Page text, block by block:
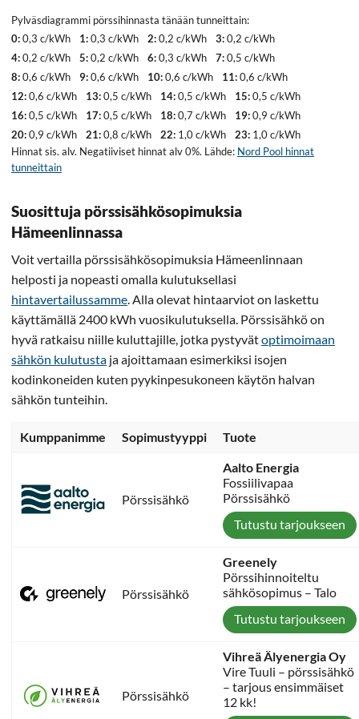
Pylväsdiagrammi pörssihinnasta tänään tunneittain:
0:0,3 c/kWh 1:0,3 c/kWh 2:0,2 c/kWh 3:0,2 c/kWh
4:0,2 c/kWh 5:0,2 c/kWh 6:0,3 c/kWh 7:0,5 c/kWh
8:0,6 c/kWh 9:0,6 c/kWh 10:0,6 c/kWh 11:0,6 c/kWh
12:0,6 c/kWh 13:0,5 c/kWh 14:0,5 c/kWh 15:0,5 c/kWh
16:0,5 c/kWh 17:0,5 c/kWh 18:0,7 c/kWh 19:0,9 c/kWh
20:0,9 c/kWh 21:0,8 c/kWh 22: 1,0 c/kWh 23: 1,0 c/kWh
Hinnat sis. alv. Negatiiviset hinnat alv 0%. Lähde: Nord Pool hinnat
tunneittain
Suosittuja pörssisähkösopimuksia
Hämeenlinnassa
Voit vertailla pörssisähkösopimuksia Hämeenlinnaan
helposti ja nopeasti omalla kulutuksellasi
hintavertailussamme . Alla olevat hintaarviot on laskettu
käyttämällä 2400 kWh vuosikulutuksella. Pörssisähkö on
hyvä ratkaisu niille kuluttajille, jotka pystyvätoptimoimaan
sähkön kulutusta ja ajoittamaan esimerkiksi isojen
kodinkoneiden kuten pyykinpesukoneen käytön halvan
sähkön tunteihin.
Kumppanimme Sopimustyyppi Tuote
Pörssisähkö
Aalto Energia
Fossiilivapaa
Pörssisähkö
Tutustu tarjoukseen
Pörssisähkö
Greenely
Pörssihinnoiteltu
sähkösopimus – Talo
Tutustu tarjoukseen
Pörssisähkö
Vihreä Älyenergia Oy
Vire Tuuli – pörssisähkö
– tarjous ensimmäiset
12 kk!